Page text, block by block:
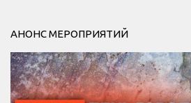
АНОНС МЕРОПРИЯТИЙ